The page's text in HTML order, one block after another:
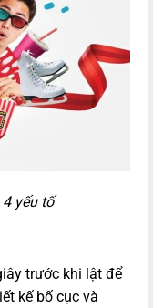
4 yếu tố
trước khi lật để
kế bố cục và